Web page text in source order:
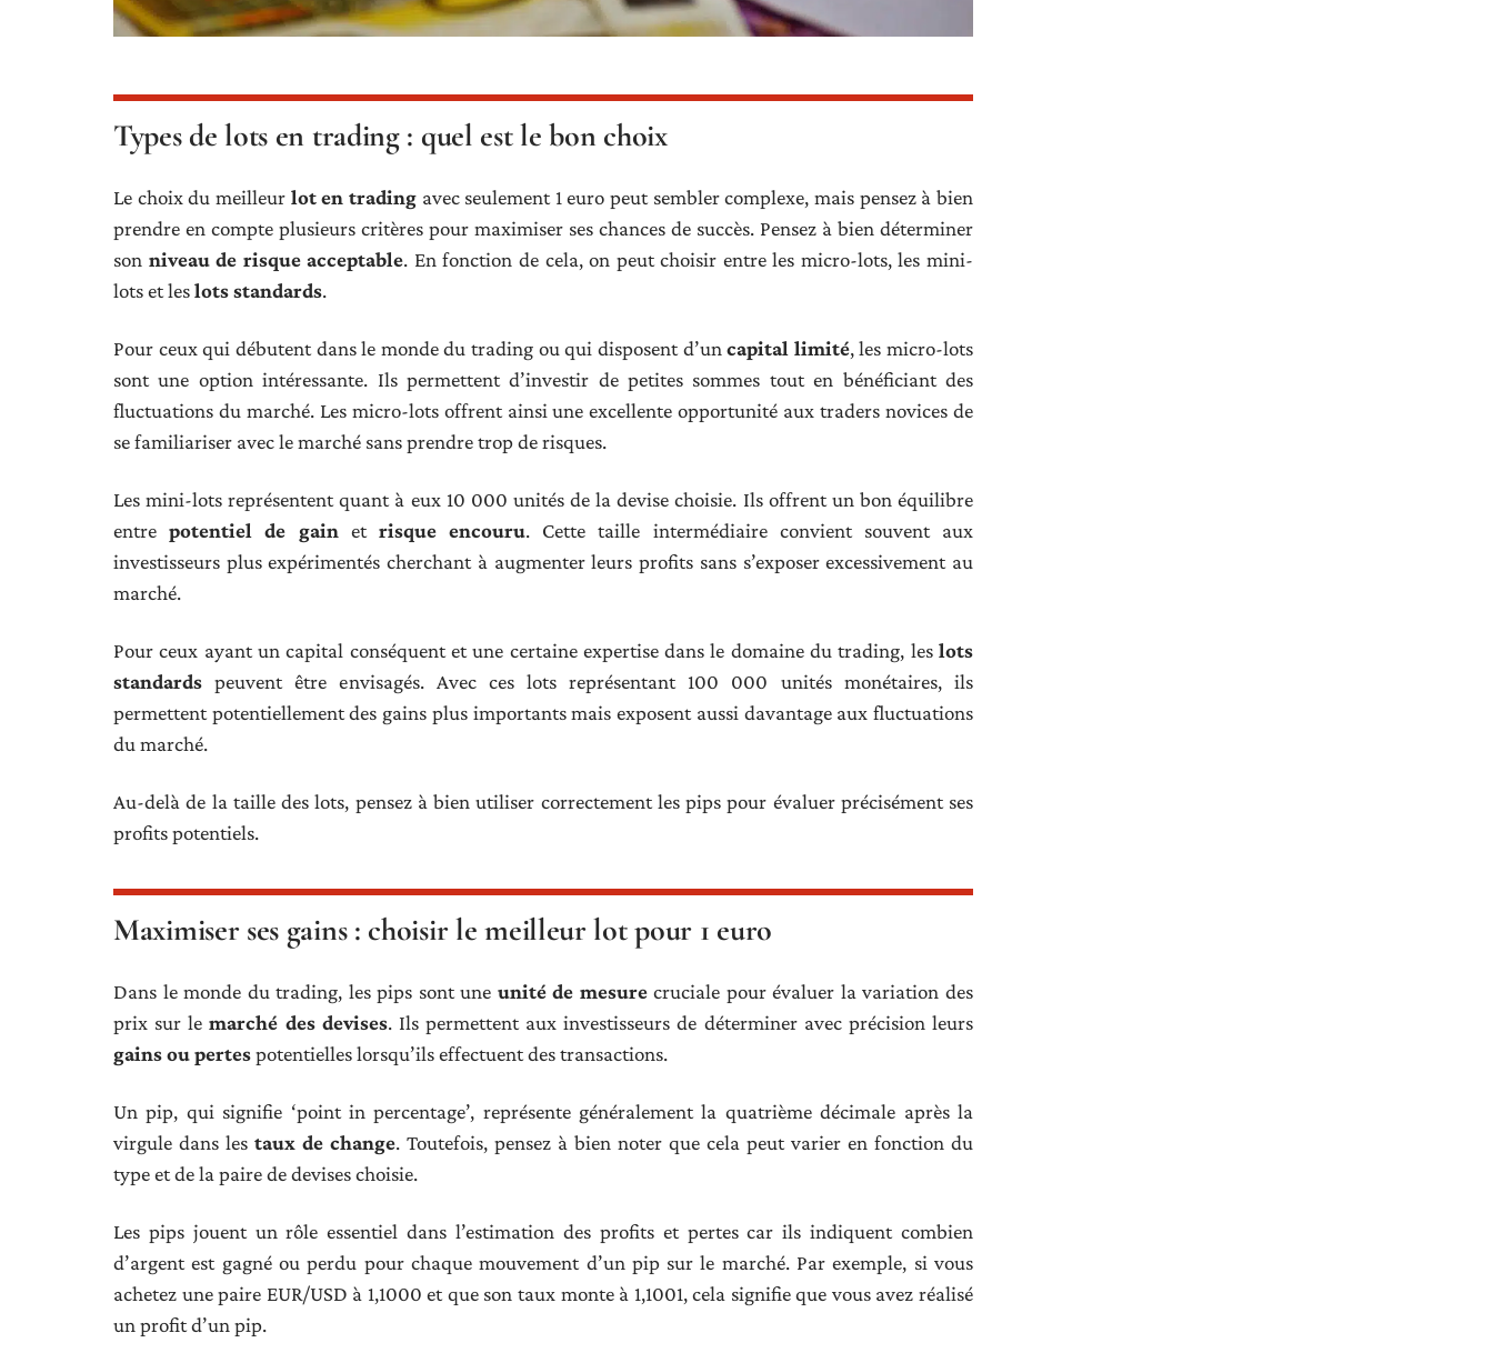
Types de lots en trading : quel est le bon choix
Le choix du meilleur lot en tradingavec seulement 1 euro peut sembler complexe, mais pensez à bien
prendre en compte plusieurs critères pour maximiser ses chances de succès. Pensez à bien déterminer
son niveau de risque acceptable. En fonction de cela, on peut choisir entre les micro-lots, les mini-
lots et leslots standards.
Pour ceux qui débutent dans le monde du trading ou qui disposent d’uncapital limité, les micro-lots
sont une option intéressante. Ils permettent d’investir de petites sommes tout en bénéficiant des
fluctuations du marché. Les micro-lots offrent ainsi une excellente opportunité aux traders novices de
se familiariser avec le marché sans prendre trop de risques.
Les mini-lots représentent quant à eux 10 000 unités de la devise choisie. Ils offrent un bon équilibre
entrepotentiel de gainet risque encouru. Cette taille intermédiaire convient souvent aux
investisseurs plus expérimentés cherchant à augmenter leurs profits sans s’exposer excessivement au
marché.
Pour ceux ayant un capital conséquent et une certaine expertise dans le domaine du trading, les lots
standards peuvent être envisagés. Avec ces lots représentant 100 000 unités monétaires, ils
permettent potentiellement des gains plus importants mais exposent aussi davantage aux fluctuations
du marché.
Au-delà de la taille des lots, pensez à bien utiliser correctement les pips pour évaluer précisément ses
profits potentiels.
Maximiser ses gains : choisir le meilleur lot pour 1 euro
Dans le monde du trading, les pips sont une unité de mesurecruciale pour évaluer la variation des
prix sur lemarché des devises. Ils permettent aux investisseurs de déterminer avec précision leurs
gains ou pertespotentielles lorsqu’ils effectuent des transactions.
Un pip, qui signifie ‘point in percentage’, représente généralement la quatrième décimale après la
virgule dans les taux de change. Toutefois, pensez à bien noter que cela peut varier en fonction du
type et de la paire de devises choisie.
Les pips jouent un rôle essentiel dans l’estimation des profits et pertes car ils indiquent combien
d’argent est gagné ou perdu pour chaque mouvement d’un pip sur le marché. Par exemple, si vous
achetez une paire EUR/USD à 1,1000 et que son taux monte à 1,1001, cela signifie que vous avez réalisé
un profit d’un pip.